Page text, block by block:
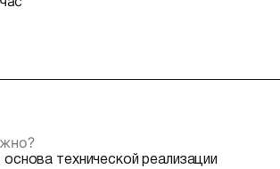
технической реализации